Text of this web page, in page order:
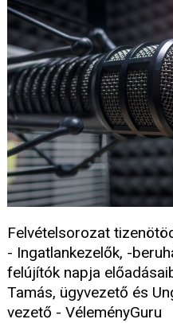
Felvételsorozat
- Ingatlankezelők, -
felújítók napja
Tamás, ügyvezető és
vezető - VéleményGuru